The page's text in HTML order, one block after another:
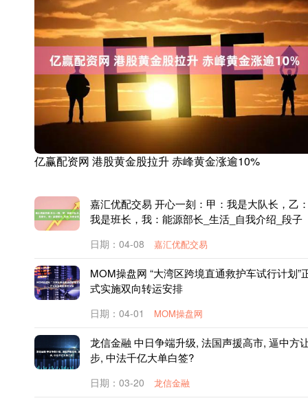
亿赢配资网 港股黄金股拉升 赤峰黄金涨逾10%
嘉汇优配交易 开心一刻：甲：我是大队长，乙
我是班长，我：能源部长_生活_自我介绍_段子
日期：04-08 嘉汇优配交易
MOM操盘网 “大湾区跨境直通救护车试行计划”
式实施双向转运安排
日期：04-01 MOM操盘网
龙信金融 中日争端升级, 法国声援高市, 逼中方
步, 中法千亿大单白签?
日期：03-20 龙信金融